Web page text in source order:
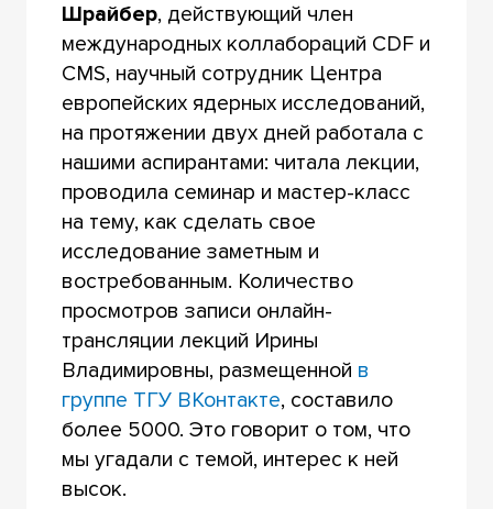
Шрайбер, действующий член
международных коллабораций CDF и
CMS, научный сотрудник Центра
европейских ядерных исследований,
на протяжении двух дней работала с
нашими аспирантами: читала лекции,
проводила семинар и мастер-класс
на тему, как сделать свое
исследование заметным и
востребованным. Количество
просмотров записи онлайн-
трансляции лекций Ирины
Владимировны, размещенной в
группе ТГУ ВКонтакте, составило
более 5000. Это говорит о том, что
мы угадали с темой, интерес к ней
высок.